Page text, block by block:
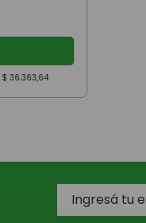
$ 36.363,64